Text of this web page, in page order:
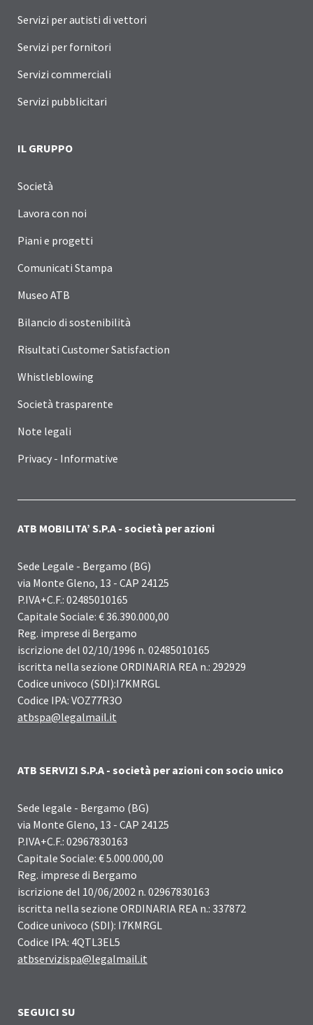
Servizi per autisti di vettori
Servizi per fornitori
Servizi commerciali
Servizi pubblicitari
IL GRUPPO
Società
Lavora con noi
Piani e progetti
Comunicati Stampa
Museo ATB
Bilancio di sostenibilità
Risultati Customer Satisfaction
Whistleblowing
Società trasparente
Note legali
Privacy - Informative
ATB MOBILITA’ S.P.A - società per azioni
Sede Legale - Bergamo (BG)
via Monte Gleno, 13 - CAP 24125
P.IVA+C.F.: 02485010165
Capitale Sociale: € 36.390.000,00
Reg. imprese di Bergamo
iscrizione del 02/10/1996 n. 02485010165
iscritta nella sezione ORDINARIA REA n.: 292929
Codice univoco (SDI):I7KMRGL
Codice IPA: VOZ77R3O
atbspa@legalmail.it
ATB SERVIZI S.P.A - società per azioni con socio unico
Sede legale - Bergamo (BG)
via Monte Gleno, 13 - CAP 24125
P.IVA+C.F.: 02967830163
Capitale Sociale: € 5.000.000,00
Reg. imprese di Bergamo
iscrizione del 10/06/2002 n. 02967830163
iscritta nella sezione ORDINARIA REA n.: 337872
Codice univoco (SDI): I7KMRGL
Codice IPA: 4QTL3EL5
atbservizispa@legalmail.it
SEGUICI SU